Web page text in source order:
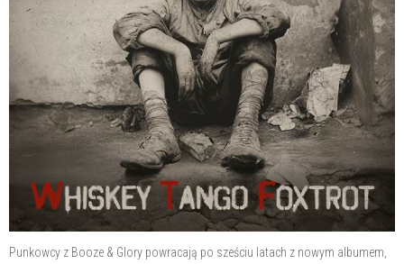
Punkowcy z Booze & Glory powracają po sześciu latach z nowym albumem,